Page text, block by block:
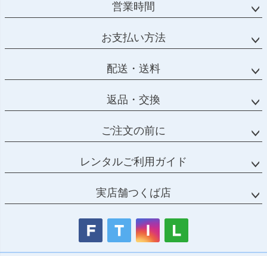
営業時間
お支払い方法
配送・送料
返品・交換
ご注文の前に
レンタルご利用ガイド
実店舗つくば店